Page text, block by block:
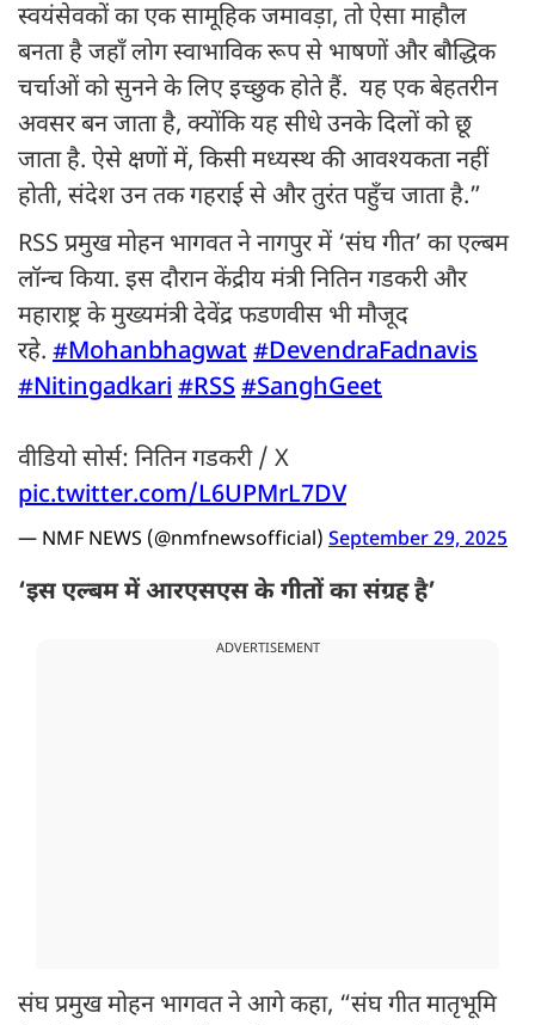
स्वयंसेवकों का एक सामूहिक जमावड़ा, तो ऐसा माहौल
बनता है जहाँ लोग स्वाभाविक रूप से भाषणों और बौद्धिक
चर्चाओं को सुनने के लिए इच्छुक होते हैं. यह एक बेहतरीन
अवसर बन जाता है, क्योंकि यह सीधे उनके दिलों को छू
जाता है. ऐसे क्षणों में, किसी मध्यस्थ की आवश्यकता नहीं
होती, संदेश उन तक गहराई से और तुरंत पहुँच जाता है.”
RSS प्रमुख मोहन भागवत ने नागपुर में ‘संघ गीत’ का एल्बम
लॉन्च किया. इस दौरान केंद्रीय मंत्री नितिन गडकरी और
महाराष्ट्र के मुख्यमंत्री देवेंद्र फडणवीस भी मौजूद
रहे. #Mohanbhagwat#DevendraFadnavis
#Nitingadkari#RSS#SanghGeet
वीडियो सोर्स: नितिन गडकरी / X
pic.twitter.com/L6UPMrL7DV
— NMF NEWS (@nmfnewsofficial) September 29, 2025
‘इस एल्बम में आरएसएस के गीतों का संग्रह है’
ADVERTISEMENT
संघ प्रमुख मोहन भागवत ने आगे कहा, “संघ गीत मातृभूमि